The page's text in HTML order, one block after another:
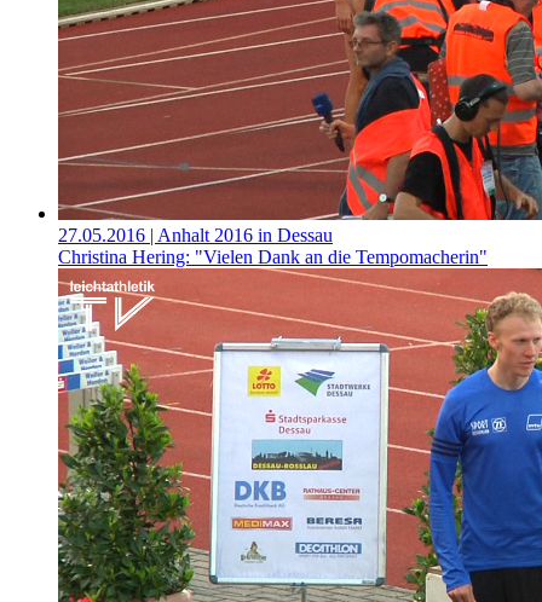
27.05.2016 | Anhalt 2016 in Dessau
Christina Hering: "Vielen Dank an die Tempomacherin"